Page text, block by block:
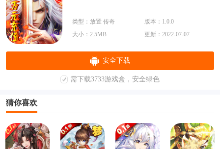
类型：放置 传奇
版本：1.0.0
大小：2.5MB
更新：2022-07-07
安全下载
需下载3733游戏盒，安全绿色
猜你喜欢